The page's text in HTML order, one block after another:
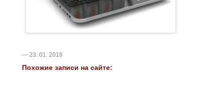
— 23. 01. 2018
Похожие записи на сайте: